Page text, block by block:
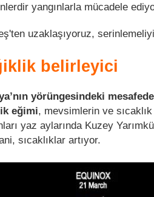
yangınlarla mücadele
uzaklaşıyoruz,
belirleyici
yörüngesindeki
eğimi, mevsimlerin ve
yaz aylarında Kuzey
sıcaklıklar artıyor.